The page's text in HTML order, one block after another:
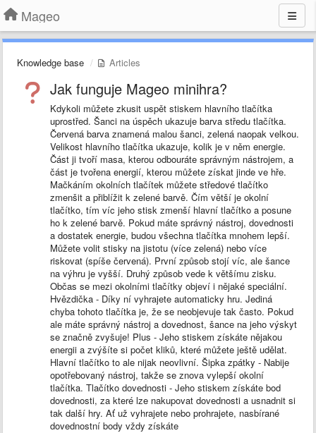
Mageo
Knowledge base Articles
Jak funguje Mageo minihra?
Kdykoli můžete zkusit uspět stiskem hlavního tlačítka
uprostřed. Šanci na úspěch ukazuje barva středu tlačítka.
Červená barva znamená malou šanci, zelená naopak velkou.
Velikost hlavního tlačítka ukazuje, kolik je v něm energie.
Část ji tvoří masa, kterou odbouráte správným nástrojem, a
část je tvořena energií, kterou můžete získat jinde ve hře.
Mačkáním okolních tlačítek můžete středové tlačítko
zmenšit a přiblížit k zelené barvě. Čím větší je okolní
tlačítko, tím víc jeho stisk zmenší hlavní tlačítko a posune
ho k zelené barvě. Pokud máte správný nástroj, dovednosti
a dostatek energie, budou všechna tlačítka mnohem lepší.
Můžete volit stisky na jistotu (více zelená) nebo více
riskovat (spíše červená). První způsob stojí víc, ale šance
na výhru je vyšší. Druhý způsob vede k většímu zisku.
Občas se mezi okolními tlačítky objeví i nějaké speciální.
Hvězdička - Díky ní vyhrajete automaticky hru. Jediná
chyba tohoto tlačítka je, že se neobjevuje tak často. Pokud
ale máte správný nástroj a dovednost, šance na jeho výskyt
se značně zvyšuje! Plus - Jeho stiskem získáte nějakou
energii a zvýšíte si počet kliků, které můžete ještě udělat.
Hlavní tlačítko to ale nijak neovlivní. Šipka zpátky - Nabije
opotřebovaný nástroj, takže se znova vylepší okolní
tlačítka. Tlačítko dovednosti - Jeho stiskem získáte bod
dovednosti, za které lze nakupovat dovednosti a usnadnit si
tak další hry. Ať už vyhrajete nebo prohrajete, nasbírané
dovednostní body vždy získáte